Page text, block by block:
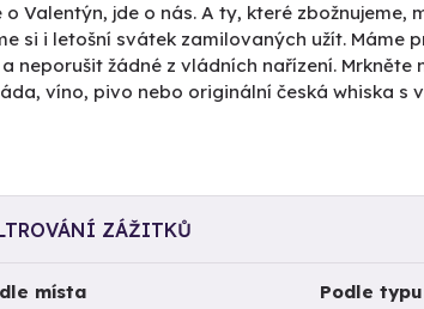
o Valentýn, jde o nás. A ty, které
si i letošní svátek zamilovaných užít. Máme
a neporušit žádné z vládních nařízení.
víno, pivo nebo originální česká whiska s
ZÁŽITKŮ
místa Podle typu